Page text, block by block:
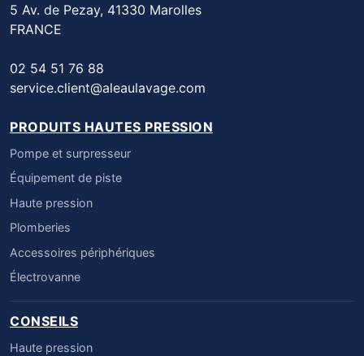
5 Av. de Pezay, 41330 Marolles
FRANCE
02 54 51 76 88
service.client@aleaulavage.com
PRODUITS HAUTES PRESSION
Pompe et surpresseur
Équipement de piste
Haute pression
Plomberies
Accessoires périphériques
Électrovanne
CONSEILS
Haute pression